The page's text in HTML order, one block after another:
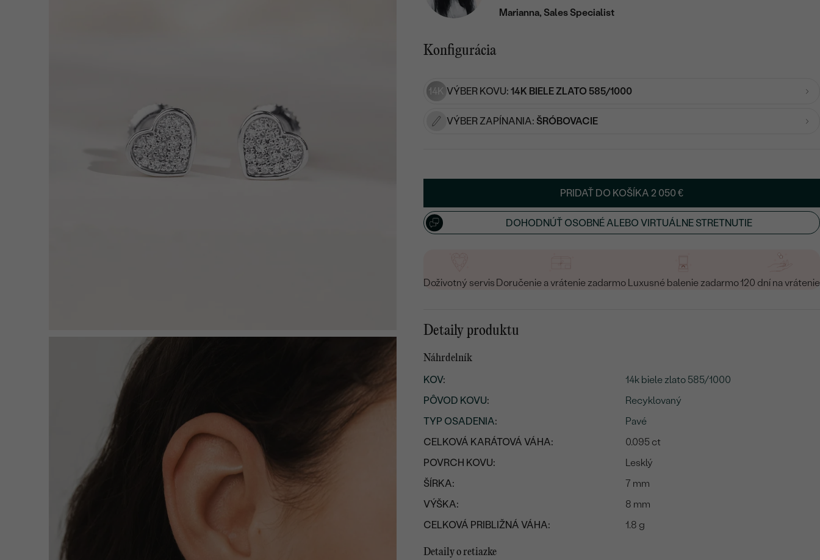
Marianna, Sales Specialist
Konfigurácia
14K VÝBER KOVU: 14K BIELE ZLATO 585/1000
VÝBER ZAPÍNANIA: ŠRÓBOVACIE
PRIDAŤ DO KOŠÍKA 2 050 €
DOHODNÚŤ OSOBNÉ ALEBO VIRTUÁLNE STRETNUTIE
Doživotný servis Doručenie a vrátenie zadarmo Luxusné balenie zadarmo120 dní na vrátenie
Detaily produktu
Náhrdelník
KOV:
14k biele zlato 585/1000
PÔVOD KOVU:
Recyklovaný
TYP OSADENIA:
Pavé
CELKOVÁ KARÁTOVÁ VÁHA:
0.095 ct
POVRCH KOVU:
Lesklý
ŠÍRKA:
7 mm
VÝŠKA:
8 mm
CELKOVÁ PRIBLIŽNÁ VÁHA:
1.8 g
Detaily o retiazke